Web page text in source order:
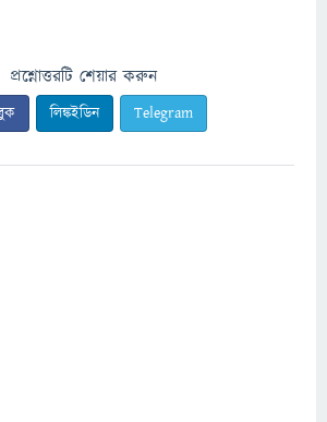
প্রশ্নোত্তরটি শেয়ার করুন
লিঙ্কইডিন Telegram